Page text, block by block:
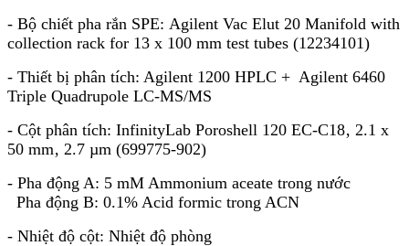
- Bộ chiết pha rắn SPE: Agilent Vac Elut 20 Manifold with
collection rack for 13 x 100 mm test tubes (12234101)
- Thiết bị phân tích: Agilent 1200 HPLC + Agilent 6460
Triple Quadrupole LC-MS/MS
- Cột phân tích: InfinityLab Poroshell 120 EC-C18‚ 2.1 x
50 mm‚ 2.7 µm (699775-902)
- Pha động A: 5 mM Ammonium aceate trong nước
Pha động B: 0.1% Acid formic trong ACN
- Nhiệt độ cột: Nhiệt độ phòng